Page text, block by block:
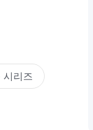
리즈